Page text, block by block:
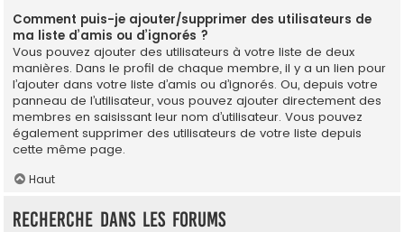
Comment puis-je ajouter/supprimer des utilisateurs de
ma liste d’amis ou d’ignorés ?
Vous pouvez ajouter des utilisateurs à votre liste de deux
manières. Dans le profil de chaque membre, il y a un lien pour
l’ajouter dans votre liste d’amis ou d’ignorés. Ou, depuis votre
panneau de l’utilisateur, vous pouvez ajouter directement des
membres en saisissant leur nom d’utilisateur. Vous pouvez
également supprimer des utilisateurs de votre liste depuis
cette même page.
Haut
Recherche dans les forums